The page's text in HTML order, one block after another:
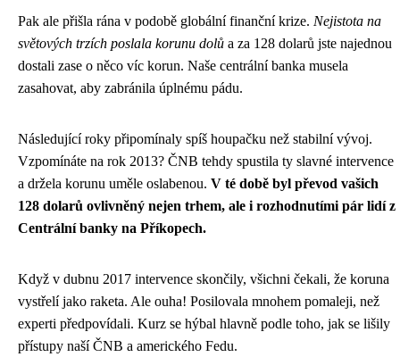
Pak ale přišla rána v podobě globální finanční krize. Nejistota na
světových trzích poslala korunu dolů a za 128 dolarů jste najednou
dostali zase o něco víc korun. Naše centrální banka musela
zasahovat, aby zabránila úplnému pádu.
Následující roky připomínaly spíš houpačku než stabilní vývoj.
Vzpomínáte na rok 2013? ČNB tehdy spustila ty slavné intervence
a držela korunu uměle oslabenou. V té době byl převod vašich
128 dolarů ovlivněný nejen trhem, ale i rozhodnutími pár lidí z
Centrální banky na Příkopech.
Když v dubnu 2017 intervence skončily, všichni čekali, že koruna
vystřelí jako raketa. Ale ouha! Posilovala mnohem pomaleji, než
experti předpovídali. Kurz se hýbal hlavně podle toho, jak se lišily
přístupy naší ČNB a amerického Fedu.